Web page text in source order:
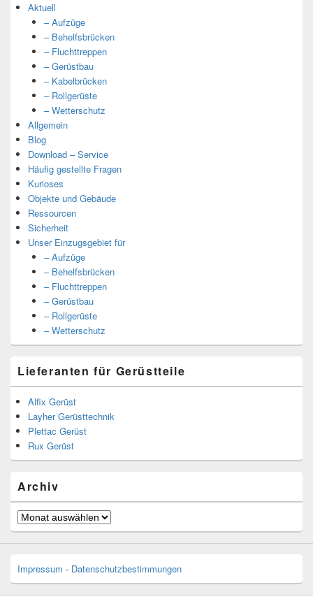
Aktuell
– Aufzüge
– Behelfsbrücken
– Fluchttreppen
– Gerüstbau
– Kabelbrücken
– Rollgerüste
– Wetterschutz
Allgemein
Blog
Download – Service
Häufig gestellte Fragen
Kurioses
Objekte und Gebäude
Ressourcen
Sicherheit
Unser Einzugsgebiet für
– Aufzüge
– Behelfsbrücken
– Fluchttreppen
– Gerüstbau
– Rollgerüste
– Wetterschutz
Lieferanten für Gerüstteile
Alfix Gerüst
Layher Gerüsttechnik
Plettac Gerüst
Rux Gerüst
Archiv
Archiv
Impressum - Datenschutzbestimmungen